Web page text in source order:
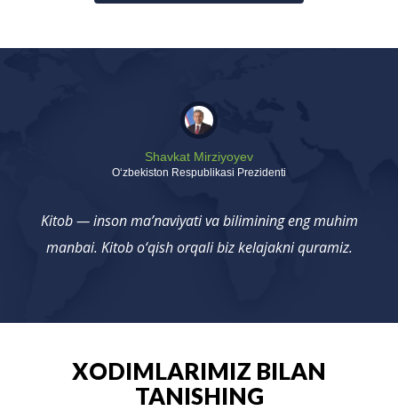
Shavkat Mirziyoyev
Oʻzbekiston Respublikasi Prezidenti
Kitob — inson ma’naviyati va bilimining eng muhim
manbai. Kitob o‘qish orqali biz kelajakni quramiz.
XODIMLARIMIZ BILAN
TANISHING